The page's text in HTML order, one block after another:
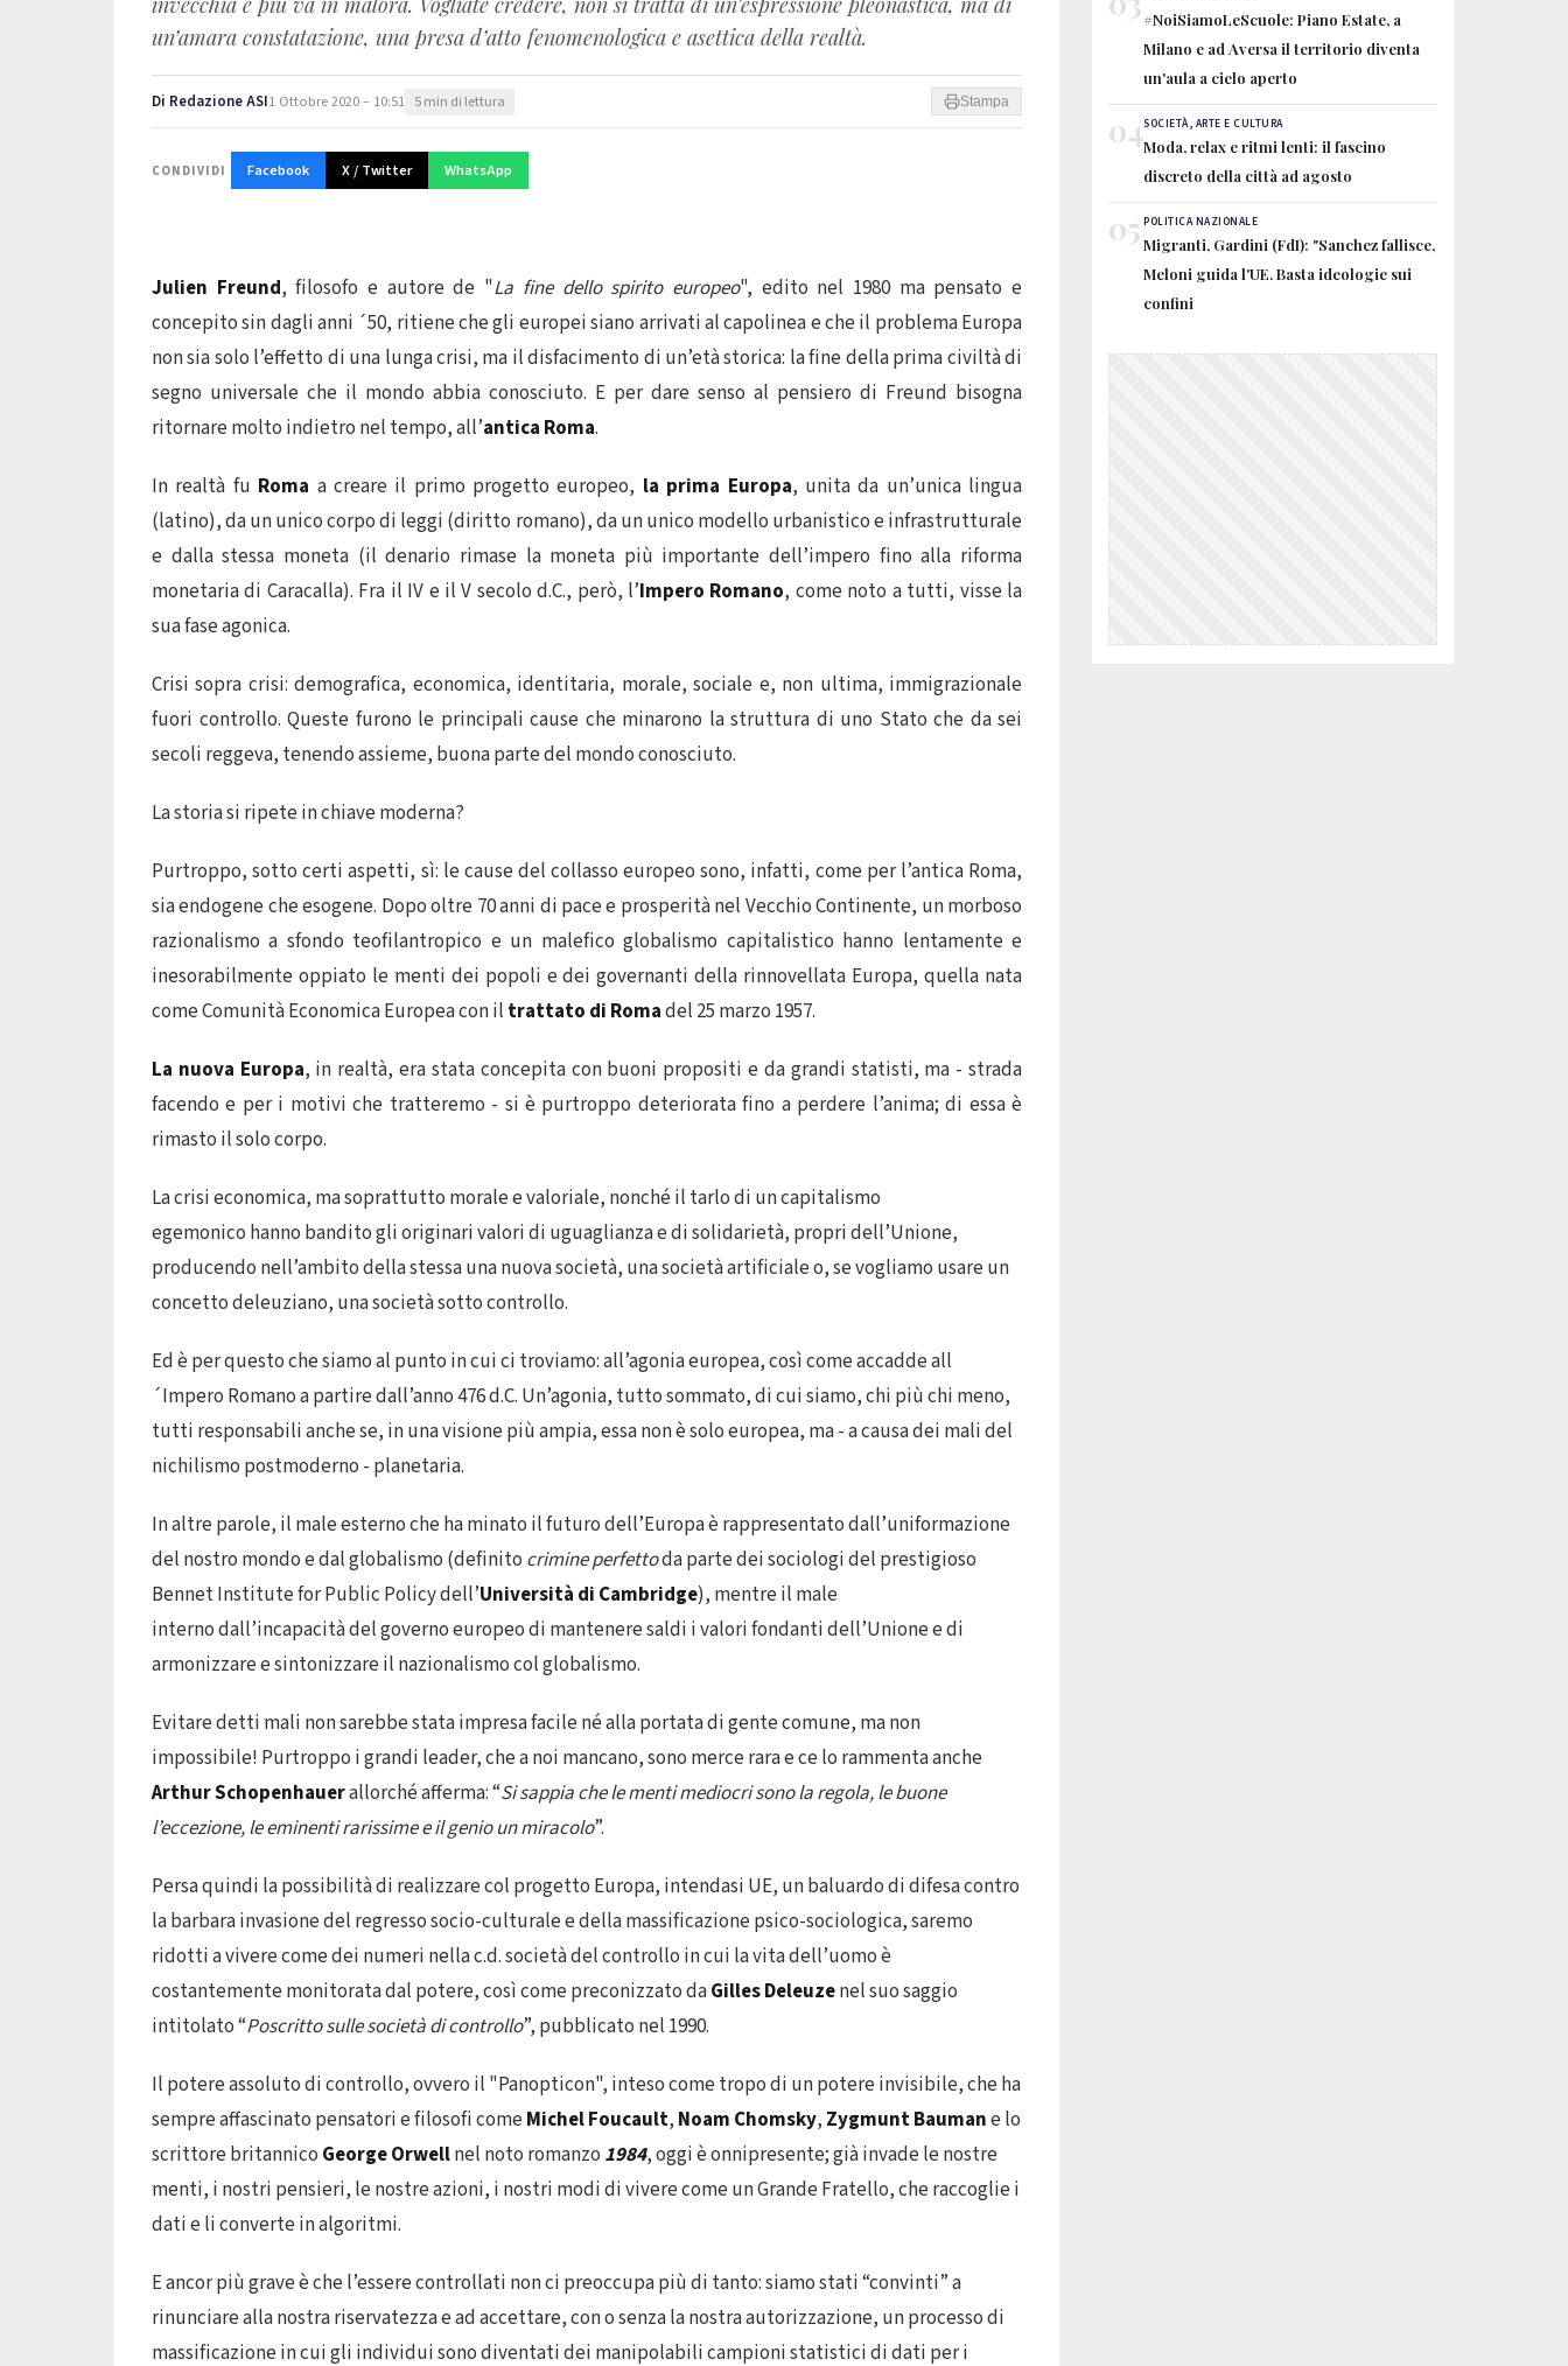
un’amara constatazione, una presa d’atto fenomenologica e asettica della realtà.
Di Redazione ASI1 Ottobre 2020 – 10:51 5 min di lettura Stampa
CONDIVIDI Facebook X / Twitter WhatsApp
Julien Freund, filosofo e autore de "La fine dello spirito europeo", edito nel 1980 ma pensato e
concepito sin dagli anni ´50, ritiene che gli europei siano arrivati al capolinea e che il problema Europa
non sia solo l’effetto di una lunga crisi, ma il disfacimento di un’età storica: la fine della prima civiltà di
segno universale che il mondo abbia conosciuto. E per dare senso al pensiero di Freund bisogna
ritornare molto indietro nel tempo, all’antica Roma.
In realtà fu Roma a creare il primo progetto europeo, la prima Europa, unita da un’unica lingua
(latino), da un unico corpo di leggi (diritto romano), da un unico modello urbanistico e infrastrutturale
e dalla stessa moneta (il denario rimase la moneta più importante dell’impero fino alla riforma
monetaria di Caracalla). Fra il IV e il V secolo d.C., però, l’Impero Romano, come noto a tutti, visse la
sua fase agonica.
Crisi sopra crisi: demografica, economica, identitaria, morale, sociale e, non ultima, immigrazionale
fuori controllo. Queste furono le principali cause che minarono la struttura di uno Stato che da sei
secoli reggeva, tenendo assieme, buona parte del mondo conosciuto.
La storia si ripete in chiave moderna?
Purtroppo, sotto certi aspetti, sì: le cause del collasso europeo sono, infatti, come per l’antica Roma,
sia endogene che esogene. Dopo oltre 70 anni di pace e prosperità nel Vecchio Continente, un morboso
razionalismo a sfondo teofilantropico e un malefico globalismo capitalistico hanno lentamente e
inesorabilmente oppiato le menti dei popoli e dei governanti della rinnovellata Europa, quella nata
come Comunità Economica Europea con il trattato di Romadel 25 marzo 1957.
La nuova Europa, in realtà, era stata concepita con buoni propositi e da grandi statisti, ma - strada
facendo e per i motivi che tratteremo - si è purtroppo deteriorata fino a perdere l’anima; di essa è
rimasto il solo corpo.
La crisi economica, ma soprattutto morale e valoriale, nonché il tarlo di un capitalismo
egemonico hanno bandito gli originari valori di uguaglianza e di solidarietà, propri dell’Unione,
producendo nell’ambito della stessa una nuova società, una società artificiale o, se vogliamo usare un
concetto deleuziano, una società sotto controllo.
Ed è per questo che siamo al punto in cui ci troviamo: all’agonia europea, così come accadde all
´Impero Romano a partire dall’anno 476 d.C. Un’agonia, tutto sommato, di cui siamo, chi più chi meno,
tutti responsabili anche se, in una visione più ampia, essa non è solo europea, ma - a causa dei mali del
nichilismo postmoderno - planetaria.
In altre parole, il male esterno che ha minato il futuro dell’Europa è rappresentato dall’uniformazione
del nostro mondo e dal globalismo (definito crimine perfettoda parte dei sociologi del prestigioso
Bennet Institute for Public Policy dell’Università di Cambridge), mentre il male
interno dall’incapacità del governo europeo di mantenere saldi i valori fondanti dell’Unione e di
armonizzare e sintonizzare il nazionalismo col globalismo.
Evitare detti mali non sarebbe stata impresa facile né alla portata di gente comune, ma non
impossibile! Purtroppo i grandi leader, che a noi mancano, sono merce rara e ce lo rammenta anche
Arthur Schopenhauerallorché afferma: “Si sappia che le menti mediocri sono la regola, le buone
l’eccezione, le eminenti rarissime e il genio un miracolo”.
Persa quindi la possibilità di realizzare col progetto Europa, intendasi UE, un baluardo di difesa contro
la barbara invasione del regresso socio-culturale e della massificazione psico-sociologica, saremo
ridotti a vivere come dei numeri nella c.d. società del controllo in cui la vita dell’uomo è
costantemente monitorata dal potere, così come preconizzato daGilles Deleuzenel suo saggio
intitolato “Poscritto sulle società di controllo”, pubblicato nel 1990.
Il potere assoluto di controllo, ovvero il "Panopticon", inteso come tropo di un potere invisibile, che ha
sempre affascinato pensatori e filosofi comeMichel Foucault, Noam Chomsky, Zygmunt Baumane lo
scrittore britannico George Orwellnel noto romanzo 1984, oggi è onnipresente; già invade le nostre
menti, i nostri pensieri, le nostre azioni, i nostri modi di vivere come un Grande Fratello, che raccoglie i
dati e li converte in algoritmi.
E ancor più grave è che l’essere controllati non ci preoccupa più di tanto: siamo stati “convinti” a
rinunciare alla nostra riservatezza e ad accettare, con o senza la nostra autorizzazione, un processo di
massificazione in cui gli individui sono diventati dei manipolabili campioni statistici di dati per i
#NoiSiamoLeScuole: Piano Estate, a
Milano e ad Aversa il territorio diventa
un'aula a cielo aperto
04SOCIETÀ, ARTE E CULTURA
Moda, relax e ritmi lenti: il fascino
discreto della città ad agosto
05 POLITICA NAZIONALE
Migranti, Gardini (FdI): "Sanchez fallisce,
Meloni guida l'UE. Basta ideologie sui
confini